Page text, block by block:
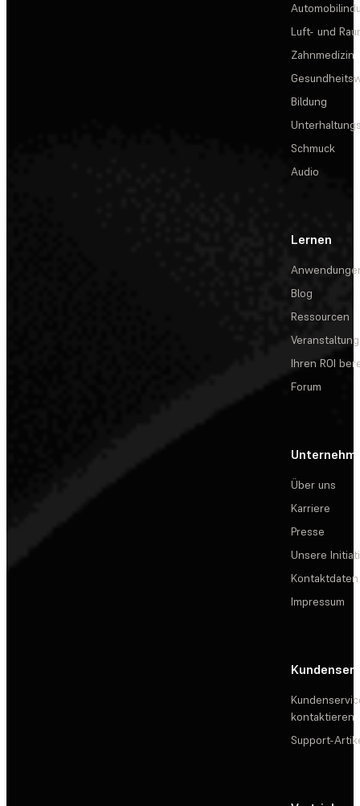
Luft- und
Zahnmedizin
Bildung
Schmuck
Audio
Lernen
Blog
Ressourcen
Ihren ROI
Forum
Über uns
Karriere
Presse
Unsere
Kontaktdaten
Impressum
kontaktieren
Support-